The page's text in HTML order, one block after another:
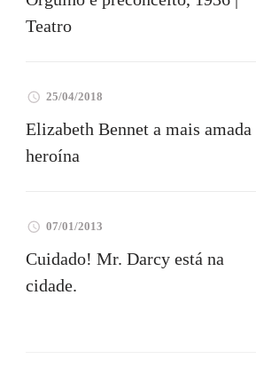
Teatro
25/04/2018
Elizabeth Bennet a mais amada
heroína
07/01/2013
Cuidado! Mr. Darcy está na
cidade.